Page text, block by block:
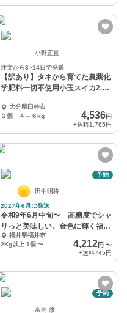
小野正直
注文から3~14日で発送
【訳あり】タネから育てた農薬化
学肥料一切不使用小玉スイカ2.0~
大分県臼杵市
２個 ４～６kg
4,536円
+送料1,765円
予約
田中明将
2027年6月に発送
令和9年6月中旬〜 高糖度でシャ
リっと美味しい。金色に輝く福井
市特産金福すいか
福井県福井市
2Kg以上 1個 〜 4,212円 〜
+送料745円
予約
富岡 修